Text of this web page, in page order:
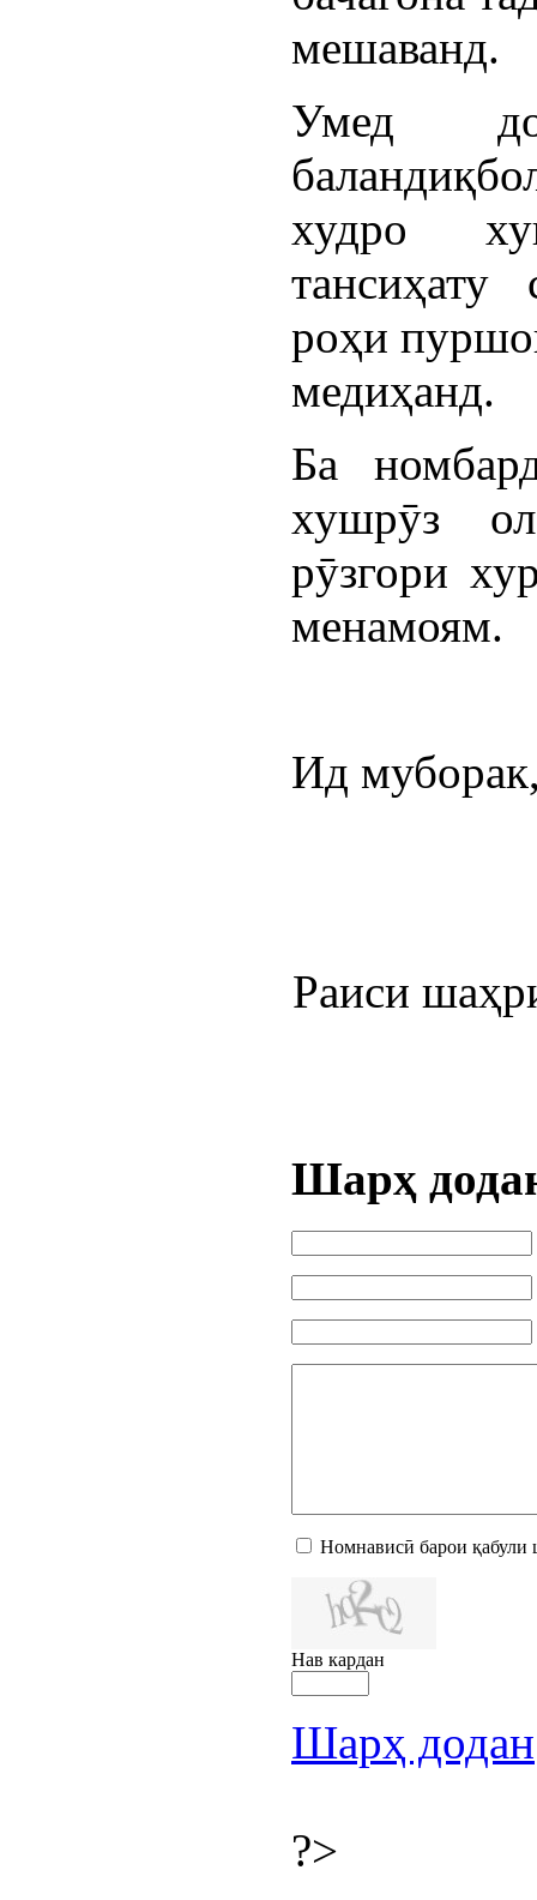
мешаванд.
Умед
худро
роҳи
медиҳанд.
Ба
хушрӯз
рӯзгори
менамоям.
Ид
Шарҳ
Номнависӣ барои қабули
Нав кардан
Шарҳ додан
?>